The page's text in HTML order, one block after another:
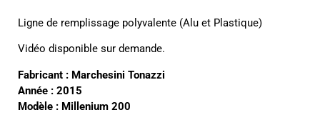
Ligne de remplissage polyvalente (Alu et Plastique)
Vidéo disponible sur demande.
Fabricant : Marchesini Tonazzi
Année : 2015
Modèle : Millenium 200